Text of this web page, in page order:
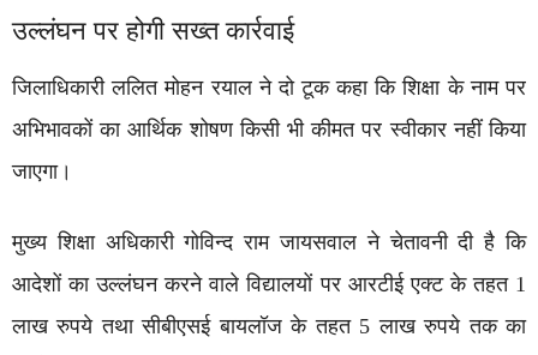
उल्लंघन पर होगी सख्त कार्रवाई
जिलाधिकारी ललित मोहन रयाल ने दो टूक कहा कि शिक्षा के नाम पर
अभिभावकों का आर्थिक शोषण किसी भी कीमत पर स्वीकार नहीं किया
जाएगा।
मुख्य शिक्षा अधिकारी गोविन्द राम जायसवाल ने चेतावनी दी है कि
आदेशों का उल्लंघन करने वाले विद्यालयों पर आरटीई एक्ट के तहत 1
लाख रुपये तथा सीबीएसई बायलॉज के तहत 5 लाख रुपये तक का